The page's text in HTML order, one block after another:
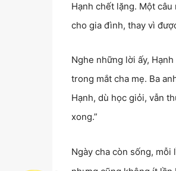
Hạnh chết lặng. Một
cho gia đình, thay vì
Nghe những lời ấy,
trong mắt cha mẹ. Ba
Hạnh, dù học giỏi, vẫn
xong.”
Ngày cha còn sống,